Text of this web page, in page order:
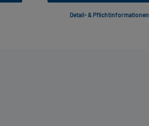
Detail- & Pflichtinformationen